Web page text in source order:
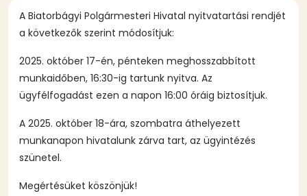
A Biatorbágyi Polgármesteri Hivatal nyitvatartási rendjét
a következők szerint módosítjuk:
2025. október 17-én, pénteken meghosszabbított
munkaidőben, 16:30-ig tartunk nyitva. Az
ügyfélfogadást ezen a napon 16:00 óráig biztosítjuk.
A 2025. október 18-ára, szombatra áthelyezett
munkanapon hivatalunk zárva tart, az ügyintézés
szünetel.
Megértésüket köszönjük!